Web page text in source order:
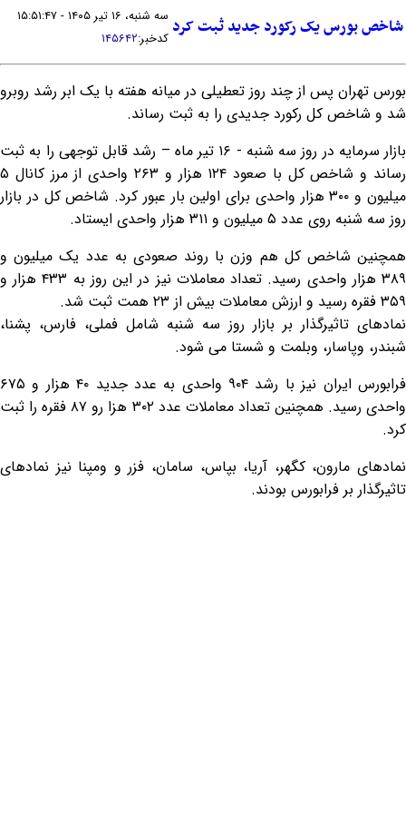
شاخص بورس یک رکورد جدید ثبت کرد سه شنبه، ۱۶ تیر ۱۴۰۵ - ۱۵:۵۱:۴۷
کدخبر:۱۴۵۶۴۲
بورس تهران پس از چند روز تعطیلی در میانه هفته با یک ابر رشد روبرو
شد و شاخص کل رکورد جدیدی را به ثبت رساند.
بازار سرمایه در روز سه شنبه - ۱۶ تیر ماه – رشد قابل توجهی را به ثبت
رساند و شاخص کل با صعود ۱۲۴ هزار و ۲۶۳ واحدی از مرز کانال ۵
میلیون و ۳۰۰ هزار واحدی برای اولین بار عبور کرد. شاخص کل در بازار
روز سه شنبه روی عدد ۵ میلیون و ۳۱۱ هزار واحدی ایستاد.
همچنین شاخص کل هم وزن با روند صعودی به عدد یک میلیون و
۳۸۹ هزار واحدی رسید. تعداد معاملات نیز در این روز به ۴۳۳ هزار و
۳۵۹ فقره رسید و ارزش معاملات بیش از ۲۳ همت ثبت شد.
نمادهای تاثیرگذار بر بازار روز سه شنبه شامل فملی، فارس، پشنا،
شبندر، وپاسار، وبلمت و شستا می شود.
فرابورس ایران نیز با رشد ۹۰۴ واحدی به عدد جدید ۴۰ هزار و ۶۷۵
واحدی رسید. همچنین تعداد معاملات عدد ۳۰۲ هزا رو ۸۷ فقره را ثبت
کرد.
نمادهای مارون، کگهر، آریا، بپاس، سامان، فزر و ومپنا نیز نمادهای
تاثیرگذار بر فرابورس بودند.